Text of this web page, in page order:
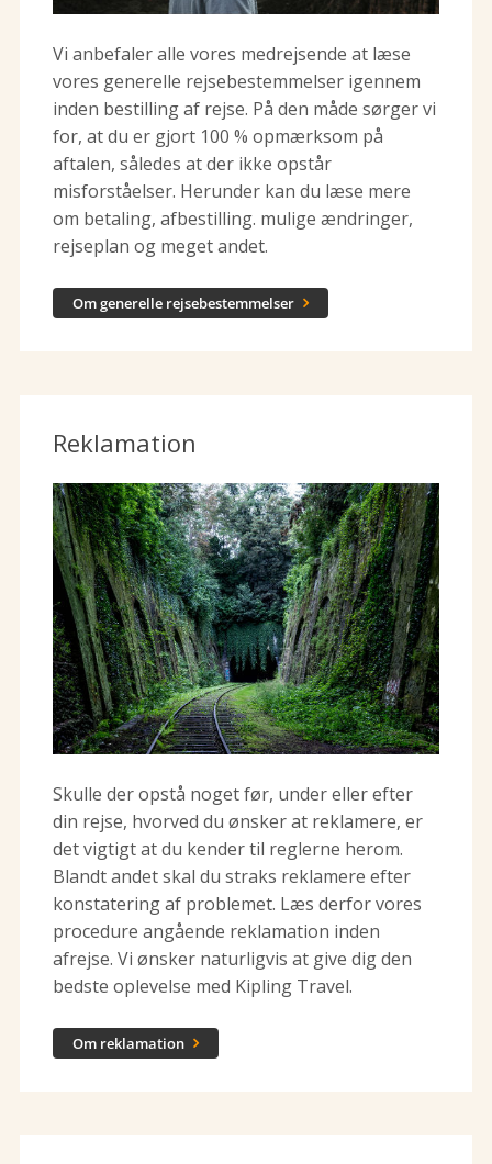
Vi anbefaler alle vores medrejsende at læse
vores generelle rejsebestemmelser igennem
inden bestilling af rejse. På den måde sørger vi
for, at du er gjort 100 % opmærksom på
aftalen, således at der ikke opstår
misforståelser. Herunder kan du læse mere
om betaling, afbestilling. mulige ændringer,
rejseplan og meget andet.
Om generelle rejsebestemmelser 
Reklamation
Skulle der opstå noget før, under eller efter
din rejse, hvorved du ønsker at reklamere, er
det vigtigt at du kender til reglerne herom.
Blandt andet skal du straks reklamere efter
konstatering af problemet. Læs derfor vores
procedure angående reklamation inden
afrejse. Vi ønsker naturligvis at give dig den
bedste oplevelse med Kipling Travel.
Om reklamation 